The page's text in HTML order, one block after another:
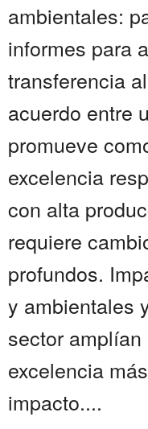
ambientales:
informes para
transferencia
acuerdo entre
promueve
excelencia
con alta
requiere
profundos.
y ambientales
sector
excelencia
impacto....